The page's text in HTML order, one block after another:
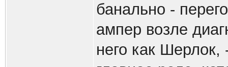
банально -
ампер возле
него как Шерлок,